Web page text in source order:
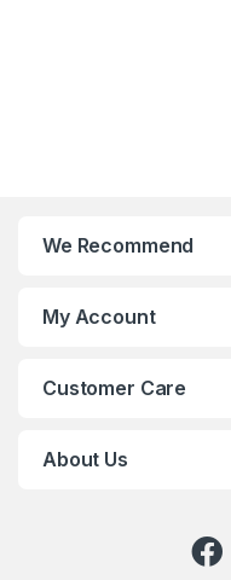
We Recommend
My Account
Customer Care
About Us